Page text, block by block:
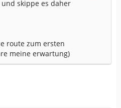
skippe es daher
route zum ersten
meine erwartung)